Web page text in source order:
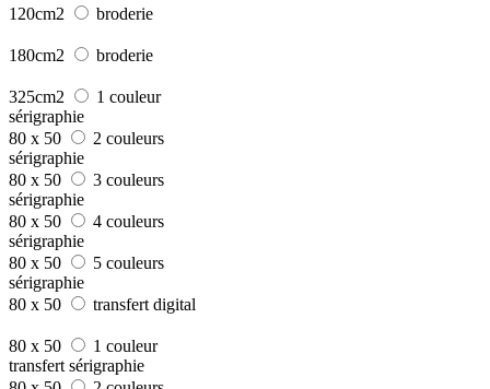
120cm2 broderie
180cm2 broderie
325cm2
1 couleur
sérigraphie
80 x 50
2 couleurs
sérigraphie
80 x 50
3 couleurs
sérigraphie
80 x 50
4 couleurs
sérigraphie
80 x 50
5 couleurs
sérigraphie
80 x 50
transfert digital
80 x 50
1 couleur
transfert sérigraphie